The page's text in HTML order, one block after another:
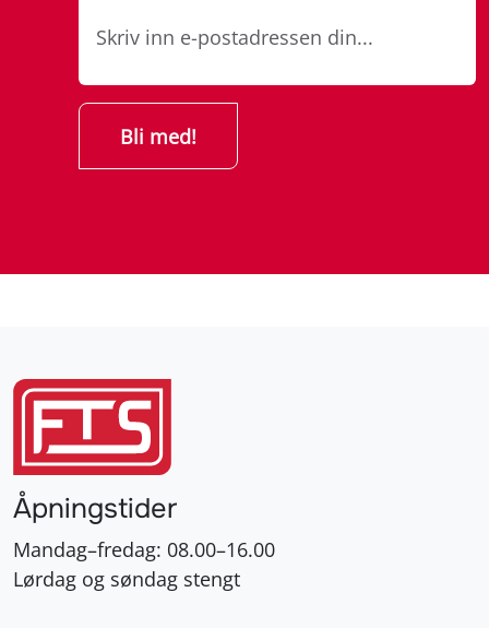
Åpningstider
Mandag–fredag: 08.00–16.00
Lørdag og søndag stengt